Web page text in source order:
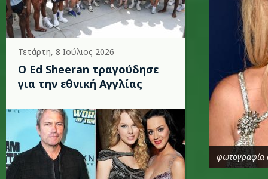
Τετάρτη, 8 Ιούλιος 2026
Ο Ed Sheeran τραγούδησε
για την εθνική Αγγλίας
φωτογραφία